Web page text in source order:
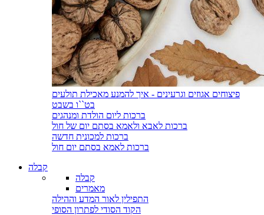
פיצוחים אגוזים וגרעינים - איך להמנע מאכילת תולעים
בט``ו בשבט
ברכות ליום הולדת ומנהגים
ברכות לאבא ולאמא בסתם יום של חול
ברכות למכונית חדשה
ברכות לאמא בסתם יום חול
קבלה
קבלה
מאמרים
התפילין לאור המדע וההילה
הקוד הסודי לפתרון הסופי